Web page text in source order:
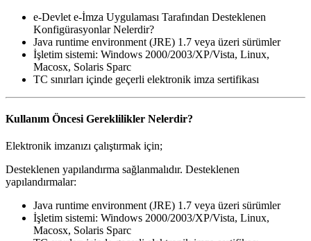
e-Devlet e-İmza Uygulaması Tarafından Desteklenen
Konfigürasyonlar Nelerdir?
Java runtime environment (JRE) 1.7 veya üzeri sürümler
İşletim sistemi: Windows 2000/2003/XP/Vista, Linux,
Macosx, Solaris Sparc
TC sınırları içinde geçerli elektronik imza sertifikası
Kullanım Öncesi Gereklilikler Nelerdir?
Elektronik imzanızı çalıştırmak için;
Desteklenen yapılandırma sağlanmalıdır. Desteklenen
yapılandırmalar:
Java runtime environment (JRE) 1.7 veya üzeri sürümler
İşletim sistemi: Windows 2000/2003/XP/Vista, Linux,
Macosx, Solaris Sparc